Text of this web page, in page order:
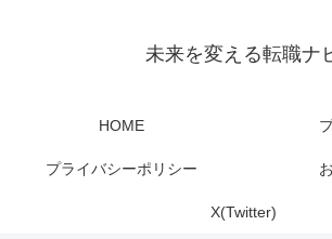
未来を変える転職ナ
HOME
プライバシーポリシー
X(Twitter)